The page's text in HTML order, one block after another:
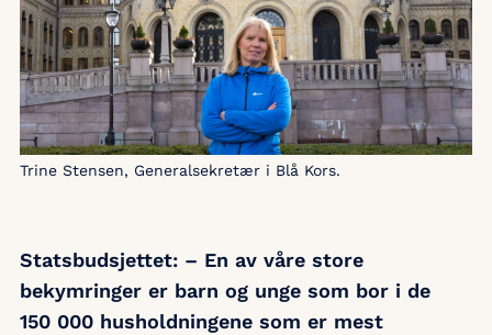
Trine Stensen, Generalsekretær i Blå Kors.
Statsbudsjettet: – En av våre store
bekymringer er barn og unge som bor i de
150 000 husholdningene som er mest